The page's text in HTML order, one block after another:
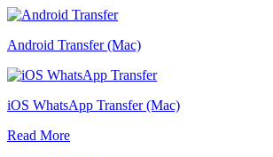
Android Transfer (Mac)
iOS WhatsApp Transfer (Mac)
Read More